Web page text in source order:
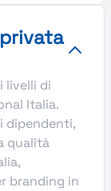
livelli di
Italia.
dipendenti,
qualità
branding in